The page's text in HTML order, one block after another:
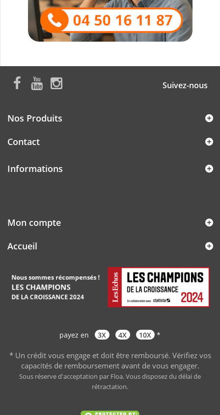
Suivez-nous
Nos Produits
Contact
Informations
Mon compte
Accueil
payez en 3X 4X 10X *
* Un crédit vous engage et doit être remboursé. Vérifiez vos
capacités de remboursement avant de vous engager.
Sous réserve d'acceptation par Floa. Vous disposez du délai de
rétractation.